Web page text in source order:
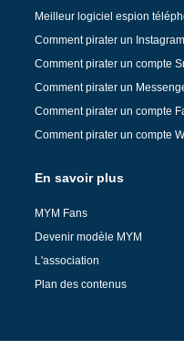
Meilleur logiciel espion
Comment pirater un
Comment pirater un compte
Comment pirater un
Comment pirater un compte
Comment pirater un compte
En savoir plus
MYM Fans
Devenir modèle MYM
L'association
Plan des contenus